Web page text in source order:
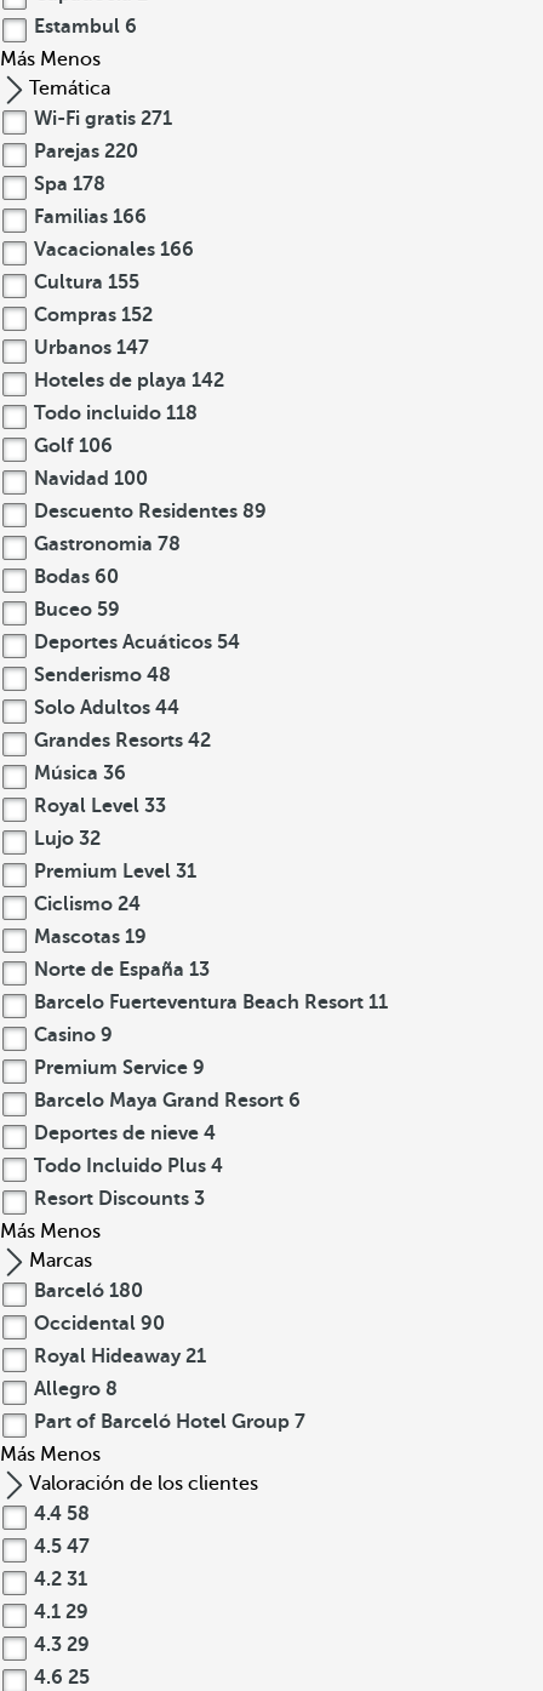
Estambul 6
Más Menos
Temática
Wi-Fi gratis 271
Parejas 220
Spa 178
Familias 166
Vacacionales 166
Cultura 155
Compras 152
Urbanos 147
Hoteles de playa 142
Todo incluido 118
Golf 106
Navidad 100
Descuento Residentes 89
Gastronomia 78
Bodas 60
Buceo 59
Deportes Acuáticos 54
Senderismo 48
Solo Adultos 44
Grandes Resorts 42
Música 36
Royal Level 33
Lujo 32
Premium Level 31
Ciclismo 24
Mascotas 19
Norte de España 13
Barcelo Fuerteventura Beach Resort 11
Casino 9
Premium Service 9
Barcelo Maya Grand Resort 6
Deportes de nieve 4
Todo Incluido Plus 4
Resort Discounts 3
Más Menos
Marcas
Barceló 180
Occidental 90
Royal Hideaway 21
Allegro 8
Part of Barceló Hotel Group 7
Más Menos
Valoración de los clientes
4.4 58
4.5 47
4.2 31
4.1 29
4.3 29
4.6 25